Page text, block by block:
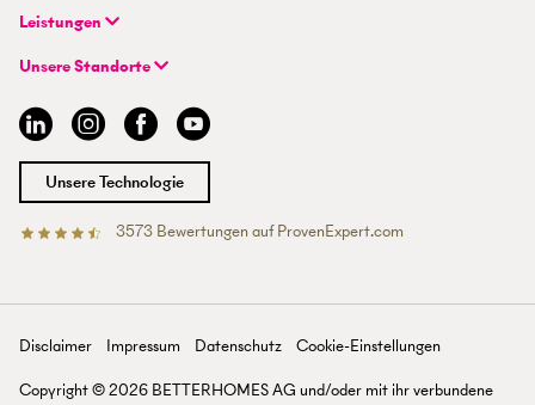
info@betterhomes.ch
FAQ | Immobilienmakler/-in werden
Unternehmen
Hybrides Maklermodell
BETTERHOMES-Erfahrungen
Jobs
Standorte
Presse
Leistungen
Immobilie suchen
Immobilie bewerten
Immobilien-Ratgeber
Immobilienmakler/-in werden
Unsere Standorte
Aargau
Basel
Chur
Lausanne
Luzern
St. Gallen
Zürichsee
Unsere Technologie
3573Bewertungen auf ProvenExpert.com
Disclaimer Impressum Datenschutz
Cookie-Einstellungen
Copyright ©2026 BETTERHOMES AG und/oder mit ihr verbundene